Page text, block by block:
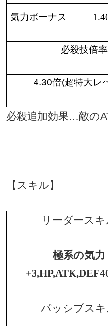
気力ボーナス
必殺技倍率
4.30倍(超特大レ
必殺追加効果…敵の
【スキル】
リーダースキ
極系の気力
パッシブスキ